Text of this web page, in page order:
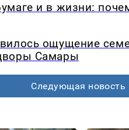
и в жизни:
ощущение
Самары
Следующая новость